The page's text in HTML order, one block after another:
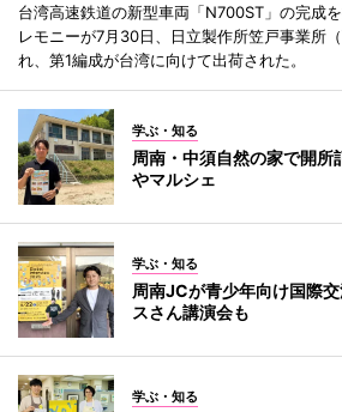
台湾高速鉄道の新型車両「N700ST」の完成
レモニーが7月30日、日立製作所笠戸事業所
れ、第1編成が台湾に向けて出荷された。
学ぶ・知る
周南・中須自然の家で開
やマルシェ
学ぶ・知る
周南JCが青少年向け国際
スさん講演会も
学ぶ・知る